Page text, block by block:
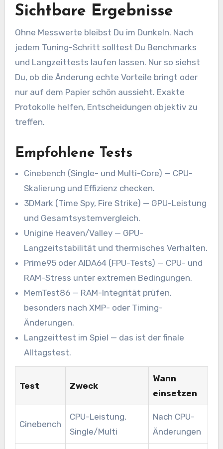
Sichtbare Ergebnisse
Ohne Messwerte bleibst Du im Dunkeln. Nach
jedem Tuning-Schritt solltest Du Benchmarks
und Langzeittests laufen lassen. Nur so siehst
Du, ob die Änderung echte Vorteile bringt oder
nur auf dem Papier schön aussieht. Exakte
Protokolle helfen, Entscheidungen objektiv zu
treffen.
Empfohlene Tests
Cinebench (Single- und Multi-Core) — CPU-
Skalierung und Effizienz checken.
3DMark (Time Spy, Fire Strike) — GPU-Leistung
und Gesamtsystemvergleich.
Unigine Heaven/Valley — GPU-
Langzeitstabilität und thermisches Verhalten.
Prime95 oder AIDA64 (FPU-Tests) — CPU- und
RAM-Stress unter extremen Bedingungen.
MemTest86 — RAM-Integrität prüfen,
besonders nach XMP- oder Timing-
Änderungen.
Langzeittest im Spiel — das ist der finale
Alltagstest.
Test Zweck
Wann
einsetzen
Cinebench
CPU-Leistung,
Single/Multi
Nach CPU-
Änderungen